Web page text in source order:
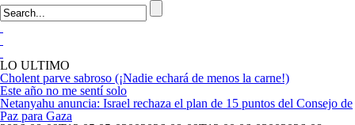
LO ULTIMO
Cholent parve sabroso (¡Nadie echará de menos la carne!)
Este año no me sentí solo
Netanyahu anuncia: Israel rechaza el plan de 15 puntos del Consejo de
Paz para Gaza